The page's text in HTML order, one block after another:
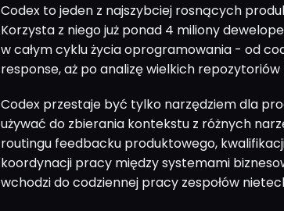
Codex to jeden z najszybciej rosnących
Korzysta z niego już ponad 4 miliony
w całym cyklu życia oprogramowania - od
response, aż po analizę wielkich repozytoriów
Codex przestaje być tylko narzędziem dla
używać do zbierania kontekstu z różnych
routingu feedbacku produktowego,
koordynacji pracy między systemami
wchodzi do codziennej pracy zespołów